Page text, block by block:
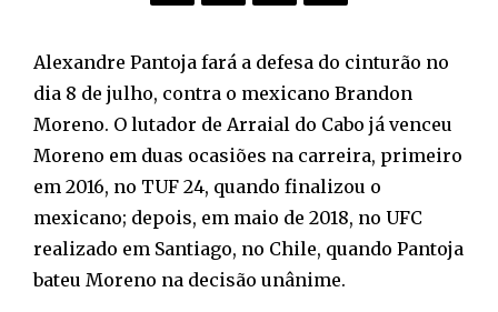
Alexandre Pantoja fará a defesa do cinturão no
dia 8 de julho, contra o mexicano Brandon
Moreno. O lutador de Arraial do Cabo já venceu
Moreno em duas ocasiões na carreira, primeiro
em 2016, no TUF 24, quando finalizou o
mexicano; depois, em maio de 2018, no UFC
realizado em Santiago, no Chile, quando Pantoja
bateu Moreno na decisão unânime.